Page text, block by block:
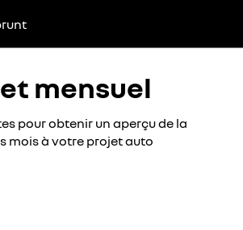
mensuel
pour obtenir un aperçu de la
mois à votre projet auto